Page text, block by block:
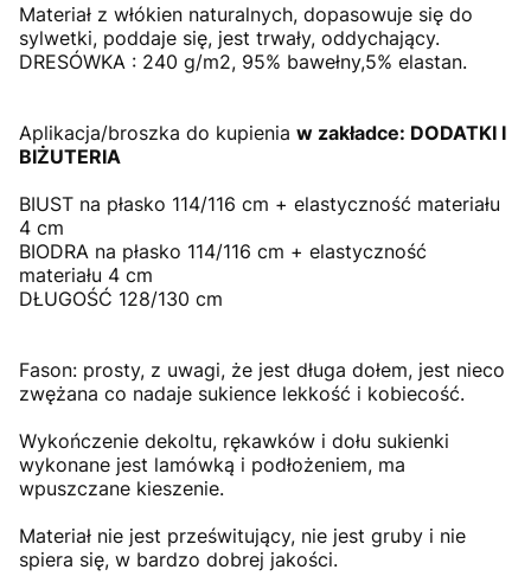
Materiał z włókien naturalnych, dopasowuje się do
sylwetki, poddaje się, jest trwały, oddychający.
DRESÓWKA : 240 g/m2, 95% bawełny,5% elastan.
Aplikacja/broszka do kupienia w zakładce: DODATKI I
BIŻUTERIA
BIUST na płasko 114/116 cm + elastyczność materiału
4 cm
BIODRA na płasko 114/116 cm + elastyczność
materiału 4 cm
DŁUGOŚĆ 128/130 cm
Fason: prosty, z uwagi, że jest długa dołem, jest nieco
zwężana co nadaje sukience lekkość i kobiecość.
Wykończenie dekoltu, rękawków i dołu sukienki
wykonane jest lamówką i podłożeniem, ma
wpuszczane kieszenie.
Materiał nie jest prześwitujący, nie jest gruby i nie
spiera się, w bardzo dobrej jakości.